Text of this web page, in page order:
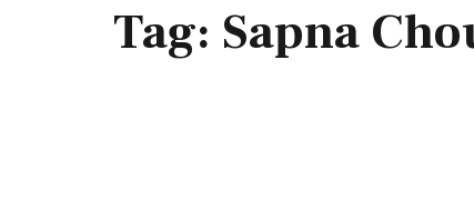
Tag: Sapna